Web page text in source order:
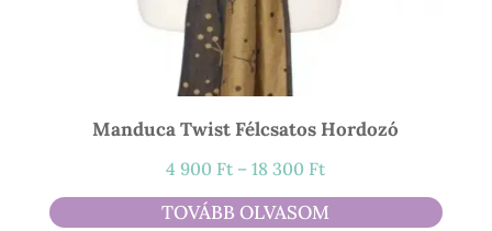
Manduca Twist Félcsatos Hordozó
4 900 Ft – 18 300 FtÁrtartomány:
4
TOVÁBB OLVASOM